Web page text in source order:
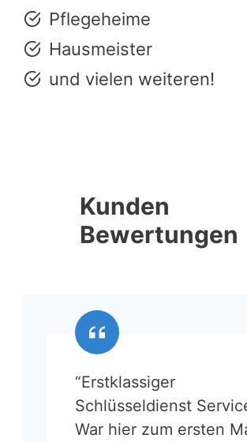
Pflegeheime
Hausmeister
und vielen weiteren!
Kunden
Bewertungen
“Erstklassiger
Schlüsseldienst
War hier zum ersten